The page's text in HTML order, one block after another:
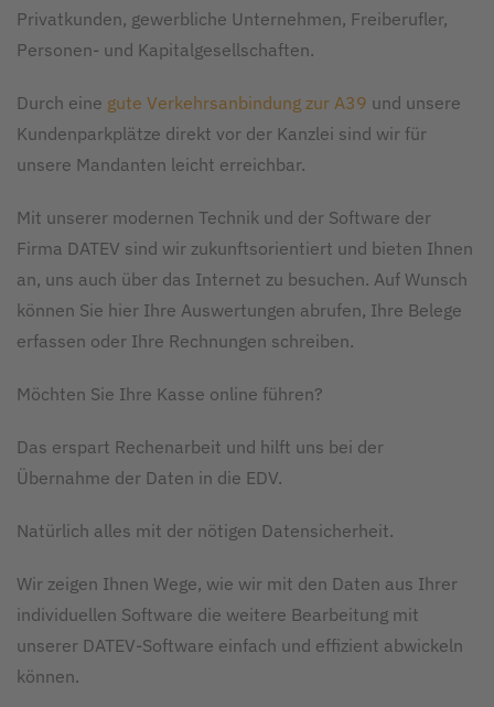
Privatkunden, gewerbliche Unternehmen, Freiberufler,
Personen- und Kapitalgesellschaften.
Durch eine gute Verkehrsanbindung zur A39 und unsere
Kundenparkplätze direkt vor der Kanzlei sind wir für
unsere Mandanten leicht erreichbar.
Mit unserer modernen Technik und der Software der
Firma DATEV sind wir zukunftsorientiert und bieten Ihnen
an, uns auch über das Internet zu besuchen. Auf Wunsch
können Sie hier Ihre Auswertungen abrufen, Ihre Belege
erfassen oder Ihre Rechnungen schreiben.
Möchten Sie Ihre Kasse online führen?
Das erspart Rechenarbeit und hilft uns bei der
Übernahme der Daten in die EDV.
Natürlich alles mit der nötigen Datensicherheit.
Wir zeigen Ihnen Wege, wie wir mit den Daten aus Ihrer
individuellen Software die weitere Bearbeitung mit
unserer DATEV-Software einfach und effizient abwickeln
können.